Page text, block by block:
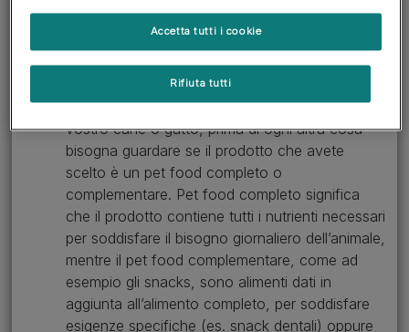
pet food (completo vs complementare), la
composizione, gli additivi, i componenti analitici e le
linee guida sulle razioni di alimentazione giornaliera.
Tipologia di pet food. Nella scelta del cibo per il
vostro cane o gatto, prima di ogni altra cosa
bisogna guardare se il prodotto che avete
scelto è un pet food completo o
complementare. Pet food completo significa
che il prodotto contiene tutti i nutrienti necessari
per soddisfare il bisogno giornaliero dell’animale,
mentre il pet food complementare, come ad
esempio gli snacks, sono alimenti dati in
aggiunta all’alimento completo, per soddisfare
esigenze specifiche (es. snack dentali) oppure
Rifiuta tutti
Accetta tutti i cookie